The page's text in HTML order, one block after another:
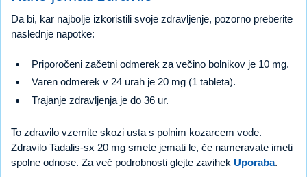
Da bi, kar najbolje izkoristili svoje zdravljenje, pozorno preberite
naslednje napotke:
Priporočeni začetni odmerek za večino bolnikov je 10 mg.
Varen odmerek v 24 urah je 20 mg (1 tableta).
Trajanje zdravljenja je do 36 ur.
To zdravilo vzemite skozi usta s polnim kozarcem vode.
Zdravilo Tadalis-sx 20 mg smete jemati le, če nameravate imeti
spolne odnose. Za več podrobnosti glejte zavihek Uporaba.